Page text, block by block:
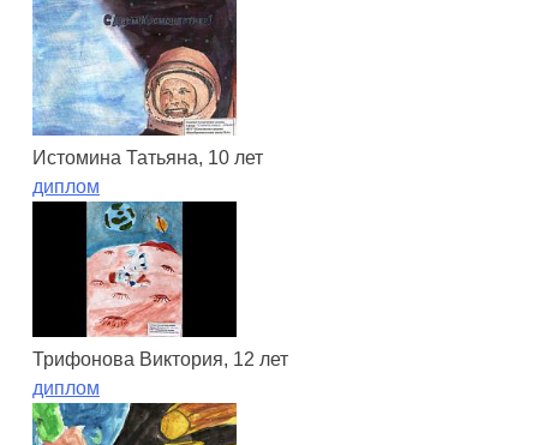
Истомина Татьяна, 10 лет
диплом
Трифонова Виктория, 12 лет
диплом